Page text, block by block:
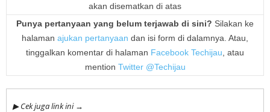
akan disematkan di atas
Punya pertanyaan yang belum terjawab di sini? Silakan ke
halaman ajukan pertanyaan dan isi form di dalamnya. Atau,
tinggalkan komentar di halaman Facebook Techijau , atau
mention Twitter @Techijau
▶ Cek juga link ini →